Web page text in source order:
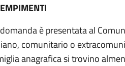
è presentata al
comunitario o
anagrafica si trovino